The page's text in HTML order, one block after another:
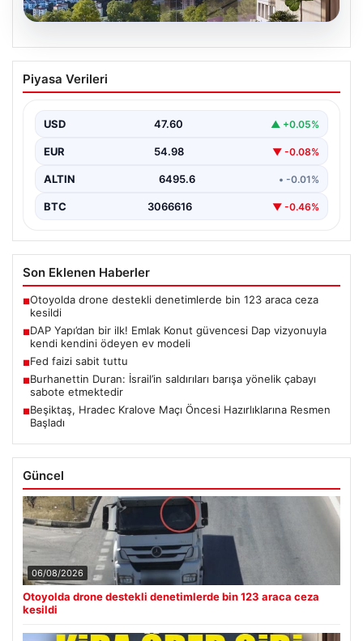
05.08.2026
DAP Yapı’dan bir ilk! Emlak Konut
güvencesi Dap vizyonuyla kendi
Piyasa Verileri
USD 47.60 ▲ +0.05%
EUR 54.98 ▼ -0.08%
ALTIN 6495.6 • -0.01%
BTC 3066616 ▼ -0.46%
Son Eklenen Haberler
■Otoyolda drone destekli denetimlerde bin 123 araca ceza
kesildi
■DAP Yapı’dan bir ilk! Emlak Konut güvencesi Dap vizyonuyla
kendi kendini ödeyen ev modeli
■Fed faizi sabit tuttu
■Burhanettin Duran: İsrail’in saldırıları barışa yönelik çabayı
sabote etmektedir
■Beşiktaş, Hradec Kralove Maçı Öncesi Hazırlıklarına Resmen
Başladı
Güncel
06/08/2026
Otoyolda drone destekli denetimlerde bin 123 araca ceza
kesildi